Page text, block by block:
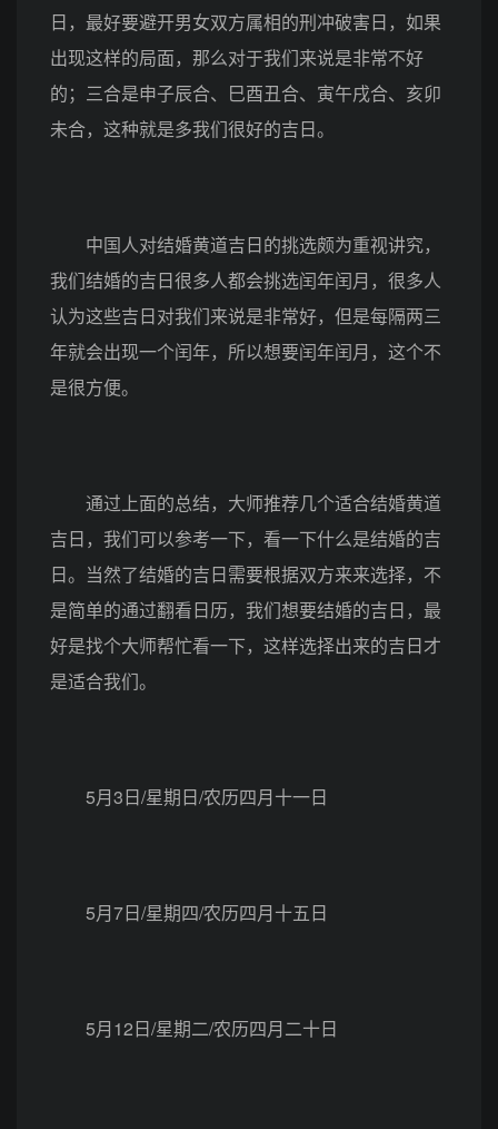
日，最好要避开男女双方属相的刑冲破害日，如果
出现这样的局面，那么对于我们来说是非常不好
的；三合是申子辰合、巳酉丑合、寅午戌合、亥卯
未合，这种就是多我们很好的吉日。
中国人对结婚黄道吉日的挑选颇为重视讲究，
我们结婚的吉日很多人都会挑选闰年闰月，很多人
认为这些吉日对我们来说是非常好，但是每隔两三
年就会出现一个闰年，所以想要闰年闰月，这个不
是很方便。
通过上面的总结，大师推荐几个适合结婚黄道
吉日，我们可以参考一下，看一下什么是结婚的吉
日。当然了结婚的吉日需要根据双方来来选择，不
是简单的通过翻看日历，我们想要结婚的吉日，最
好是找个大师帮忙看一下，这样选择出来的吉日才
是适合我们。
5月3日/星期日/农历四月十一日
5月7日/星期四/农历四月十五日
5月12日/星期二/农历四月二十日